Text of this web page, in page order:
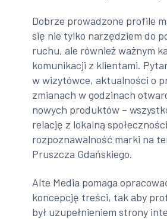
Dobrze prowadzone profile
się nie tylko narzędziem do
ruchu, ale również ważnym
komunikacji z klientami.
w wizytówce, aktualności o
zmianach w godzinach
nowych produktów –
relację z lokalną
rozpoznawalność marki na
Pruszcza Gdańskiego.
Alte Media pomaga
koncepcję treści, tak aby
był uzupełnieniem strony